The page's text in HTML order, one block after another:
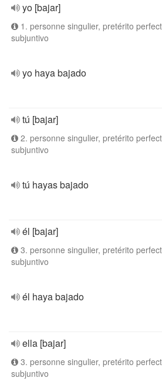
yo [bajar]
1. personne singulier, pretérito
subjuntivo
yo haya bajado
tú [bajar]
2. personne singulier, pretérito
subjuntivo
tú hayas bajado
él [bajar]
3. personne singulier, pretérito
subjuntivo
él haya bajado
ella [bajar]
3. personne singulier, pretérito
subjuntivo